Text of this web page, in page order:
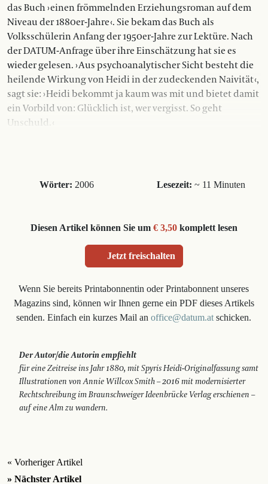
das Buch › einen frömmelnden Erziehungsroman auf dem
Niveau der 1880er-Jahre ‹. Sie bekam das Buch als
Volksschülerin Anfang der 1950er-Jahre zur Lektüre. Nach
der DATUM-An­frage über ihre Einschätzung hat sie es
wieder gelesen. › Aus psychoanalytischer Sicht besteht die
heilende Wirkung von Heidi in der zudeckenden Nai­vität ‹,
sagt sie: › Heidi bekommt ja kaum was mit und bietet damit
ein Vorbild von: Glücklich ist, wer vergisst. So geht
Unschuld. ‹
Wörter: 2006 Lesezeit: ~ 11 Minuten
Diesen Artikel können Sie um € 3,50komplett lesen
Jetzt freischalten
Wenn Sie bereits Printabonnentin oder Printabonnent unseres
Magazins sind, können wir Ihnen gerne ein PDF dieses Artikels
senden. Einfach ein kurzes Mail anoffice@datum.at schicken.
Der Autor/die Autorin empfiehlt
für eine Zeitreise ins Jahr 1880, mit Spyris Heidi-Originalfassung samt
Illus­trationen von Annie Willcox Smith – 2016 mit modernisierter
Rechtschreibung im Braunschweiger Ideenbrücke Verlag erschienen –
auf eine Alm zu wandern.
« Vorheriger Artikel
» Nächster Artikel